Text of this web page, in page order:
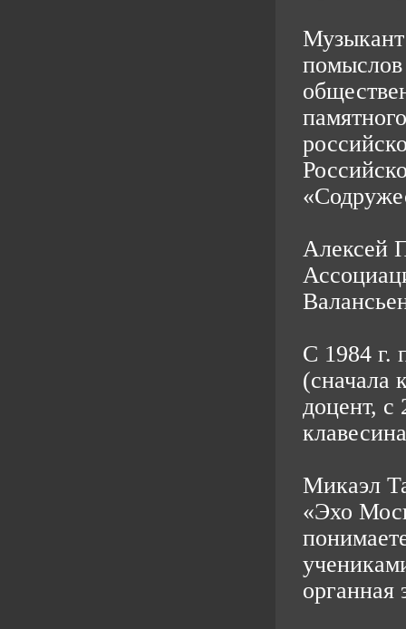
Музыкант
помыслов
Алексей
С 1984 г.
(сначала
доцент,
Микаэл
«Эхо
органная